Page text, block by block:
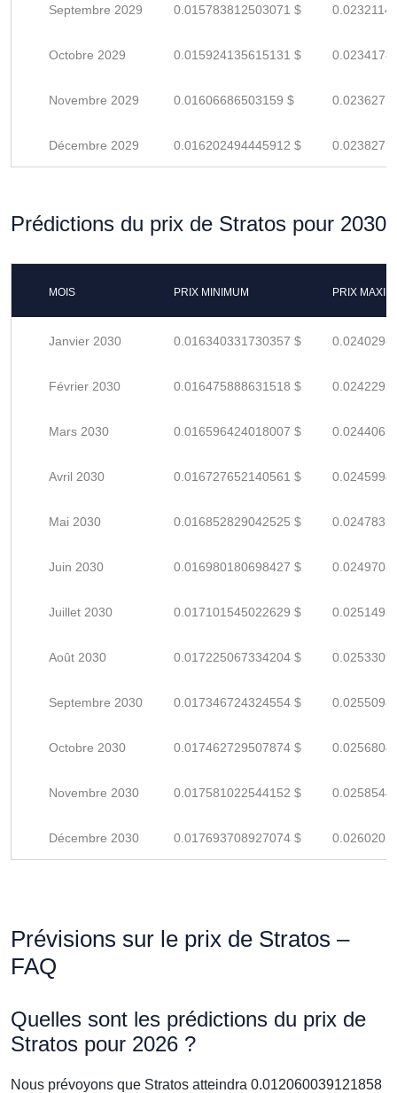
Septembre 2029 0.015783812503071 $
Octobre 2029 0.015924135615131 $
Novembre 2029 0.01606686503159 $
Décembre 2029 0.016202494445912 $
Prédictions du prix de Stratos pour 2030
MOIS PRIX MINIMUM PRIX
Janvier 2030 0.016340331730357 $
Février 2030 0.016475888631518 $
Mars 2030 0.016596424018007 $
Avril 2030 0.016727652140561 $
Mai 2030 0.016852829042525 $
Juin 2030 0.016980180698427 $
Juillet 2030 0.017101545022629 $
Août 2030 0.017225067334204 $
Septembre 2030 0.017346724324554 $
Octobre 2030 0.017462729507874 $
Novembre 2030 0.017581022544152 $
Décembre 2030 0.017693708927074 $
Prévisions sur le prix de Stratos –
FAQ
Quelles sont les prédictions du prix de
Stratos pour 2026 ?
Nous prévoyons que Stratos atteindra 0.012060039121858